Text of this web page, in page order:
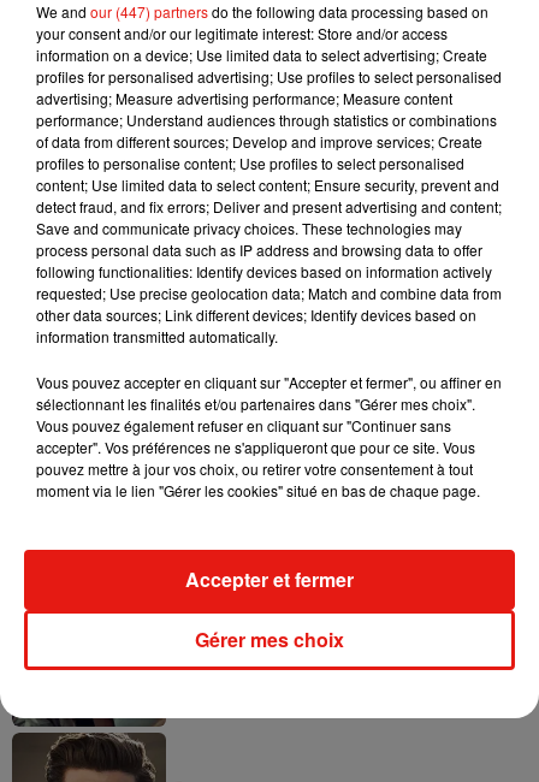
7 août 2026
dans son nouveau clip
7 août 2026
Madonna sort enfin le remix de « Love
Sensation » avec Kylie Minogue
Tayc et Didi B dévoilent le single le plus
dansant de l’année
Angèle et Amélie Lens dévoilent leur
collaboration tant attendue
5 août 2026
Benny Blanco invite Selena Gomez et
We and our (447) partnersdo the following data processing based on
your consent and/or our legitimate interest: Store and/or access
information on a device; Use limited data to select advertising; Create
profiles for personalised advertising; Use profiles to select personalised
advertising; Measure advertising performance; Measure content
performance; Understand audiences through statistics or combinations
of data from different sources; Develop and improve services; Create
profiles to personalise content; Use profiles to select personalised
content; Use limited data to select content; Ensure security, prevent and
detect fraud, and fix errors; Deliver and present advertising and content;
Save and communicate privacy choices. These technologies may
process personal data such as IP address and browsing data to offer
following functionalities: Identify devices based on information actively
requested; Use precise geolocation data; Match and combine data from
other data sources; Link different devices; Identify devices based on
information transmitted automatically.
Vous pouvez accepter en cliquant sur "Accepter et fermer", ou affiner en
sélectionnant les finalités et/ou partenaires dans "Gérer mes choix".
Vous pouvez également refuser en cliquant sur "Continuer sans
accepter". Vos préférences ne s'appliqueront que pour ce site. Vous
pouvez mettre à jour vos choix, ou retirer votre consentement à tout
moment via le lien "Gérer les cookies" situé en bas de chaque page.
Gérer mes choix
Accepter et fermer